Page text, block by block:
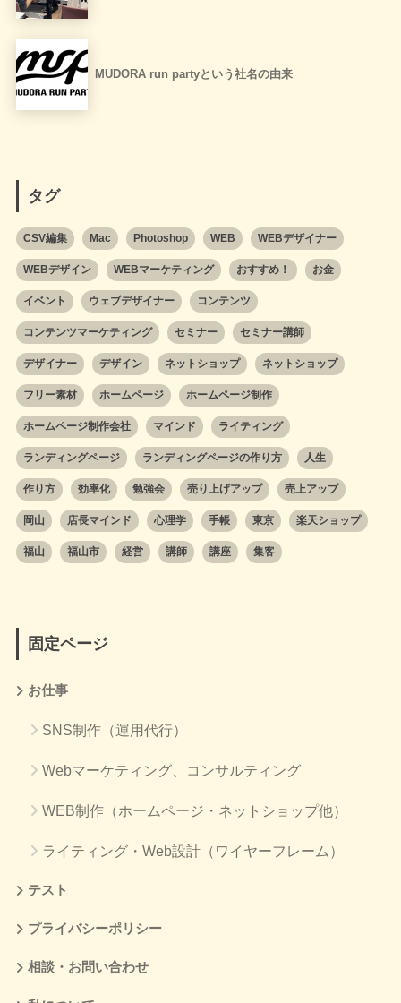
MUDORA run partyという社名の由来
タグ
CSV編集 Mac Photoshop WEB WEBデザイナー
WEBデザイン WEBマーケティング おすすめ！ お金
イベント ウェブデザイナー コンテンツ
コンテンツマーケティング セミナー セミナー講師
デザイナー デザイン ネットショップ ネットショップ
フリー素材 ホームページ ホームページ制作
ホームページ制作会社 マインド ライティング
ランディングページ ランディングページの作り方 人生
作り方 効率化 勉強会 売り上げアップ 売上アップ
岡山 店長マインド 心理学 手帳 東京 楽天ショップ
福山 福山市 経営 講師 講座 集客
固定ページ
お仕事
SNS制作（運用代行）
Webマーケティング、コンサルティング
WEB制作（ホームページ・ネットショップ他）
ライティング・Web設計（ワイヤーフレーム）
テスト
プライバシーポリシー
相談・お問い合わせ